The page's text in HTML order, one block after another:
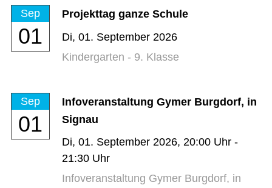
Sep
01
Projekttag ganze Schule
Di, 01. September 2026
Kindergarten - 9. Klasse
Sep
01
Infoveranstaltung Gymer Burgdorf, in
Signau
Di, 01. September 2026, 20:00 Uhr -
21:30 Uhr
Infoveranstaltung Gymer Burgdorf, in